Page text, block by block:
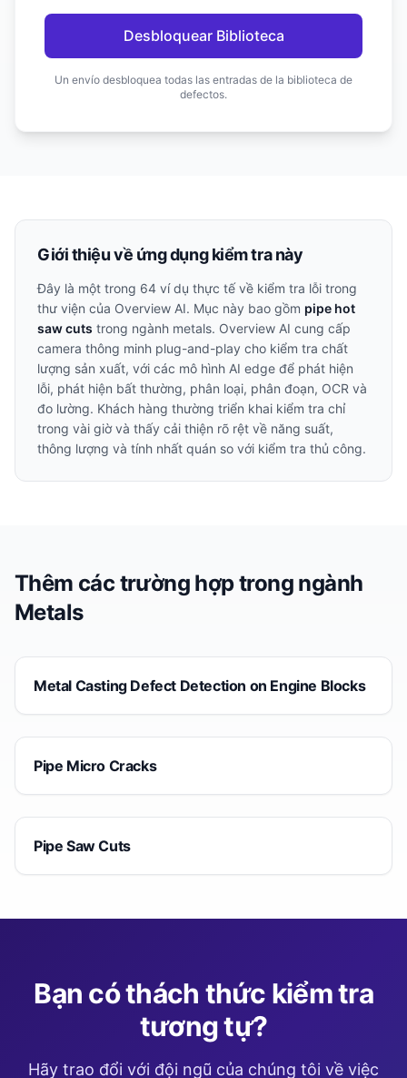
Desbloquear Biblioteca
Un envío desbloquea todas las entradas de la biblioteca de
defectos.
Giới thiệu về ứng dụng kiểm tra này
Đây là một trong 64 ví dụ thực tế về kiểm tra lỗi trong
thư viện của Overview AI. Mục này bao gồm pipe hot
saw cuts trong ngành metals. Overview AI cung cấp
camera thông minh plug-and-play cho kiểm tra chất
lượng sản xuất, với các mô hình AI edge để phát hiện
lỗi, phát hiện bất thường, phân loại, phân đoạn, OCR và
đo lường. Khách hàng thường triển khai kiểm tra chỉ
trong vài giờ và thấy cải thiện rõ rệt về năng suất,
thông lượng và tính nhất quán so với kiểm tra thủ công.
Thêm các trường hợp trong ngành
Metals
Metal Casting Defect Detection on Engine Blocks
Pipe Micro Cracks
Pipe Saw Cuts
Bạn có thách thức kiểm tra
tương tự?
Hãy trao đổi với đội ngũ của chúng tôi về việc